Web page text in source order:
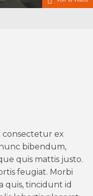
favoris
consectetur ex
bibendum,
quis mattis justo.
feugiat. Morbi
quis, tincidunt id